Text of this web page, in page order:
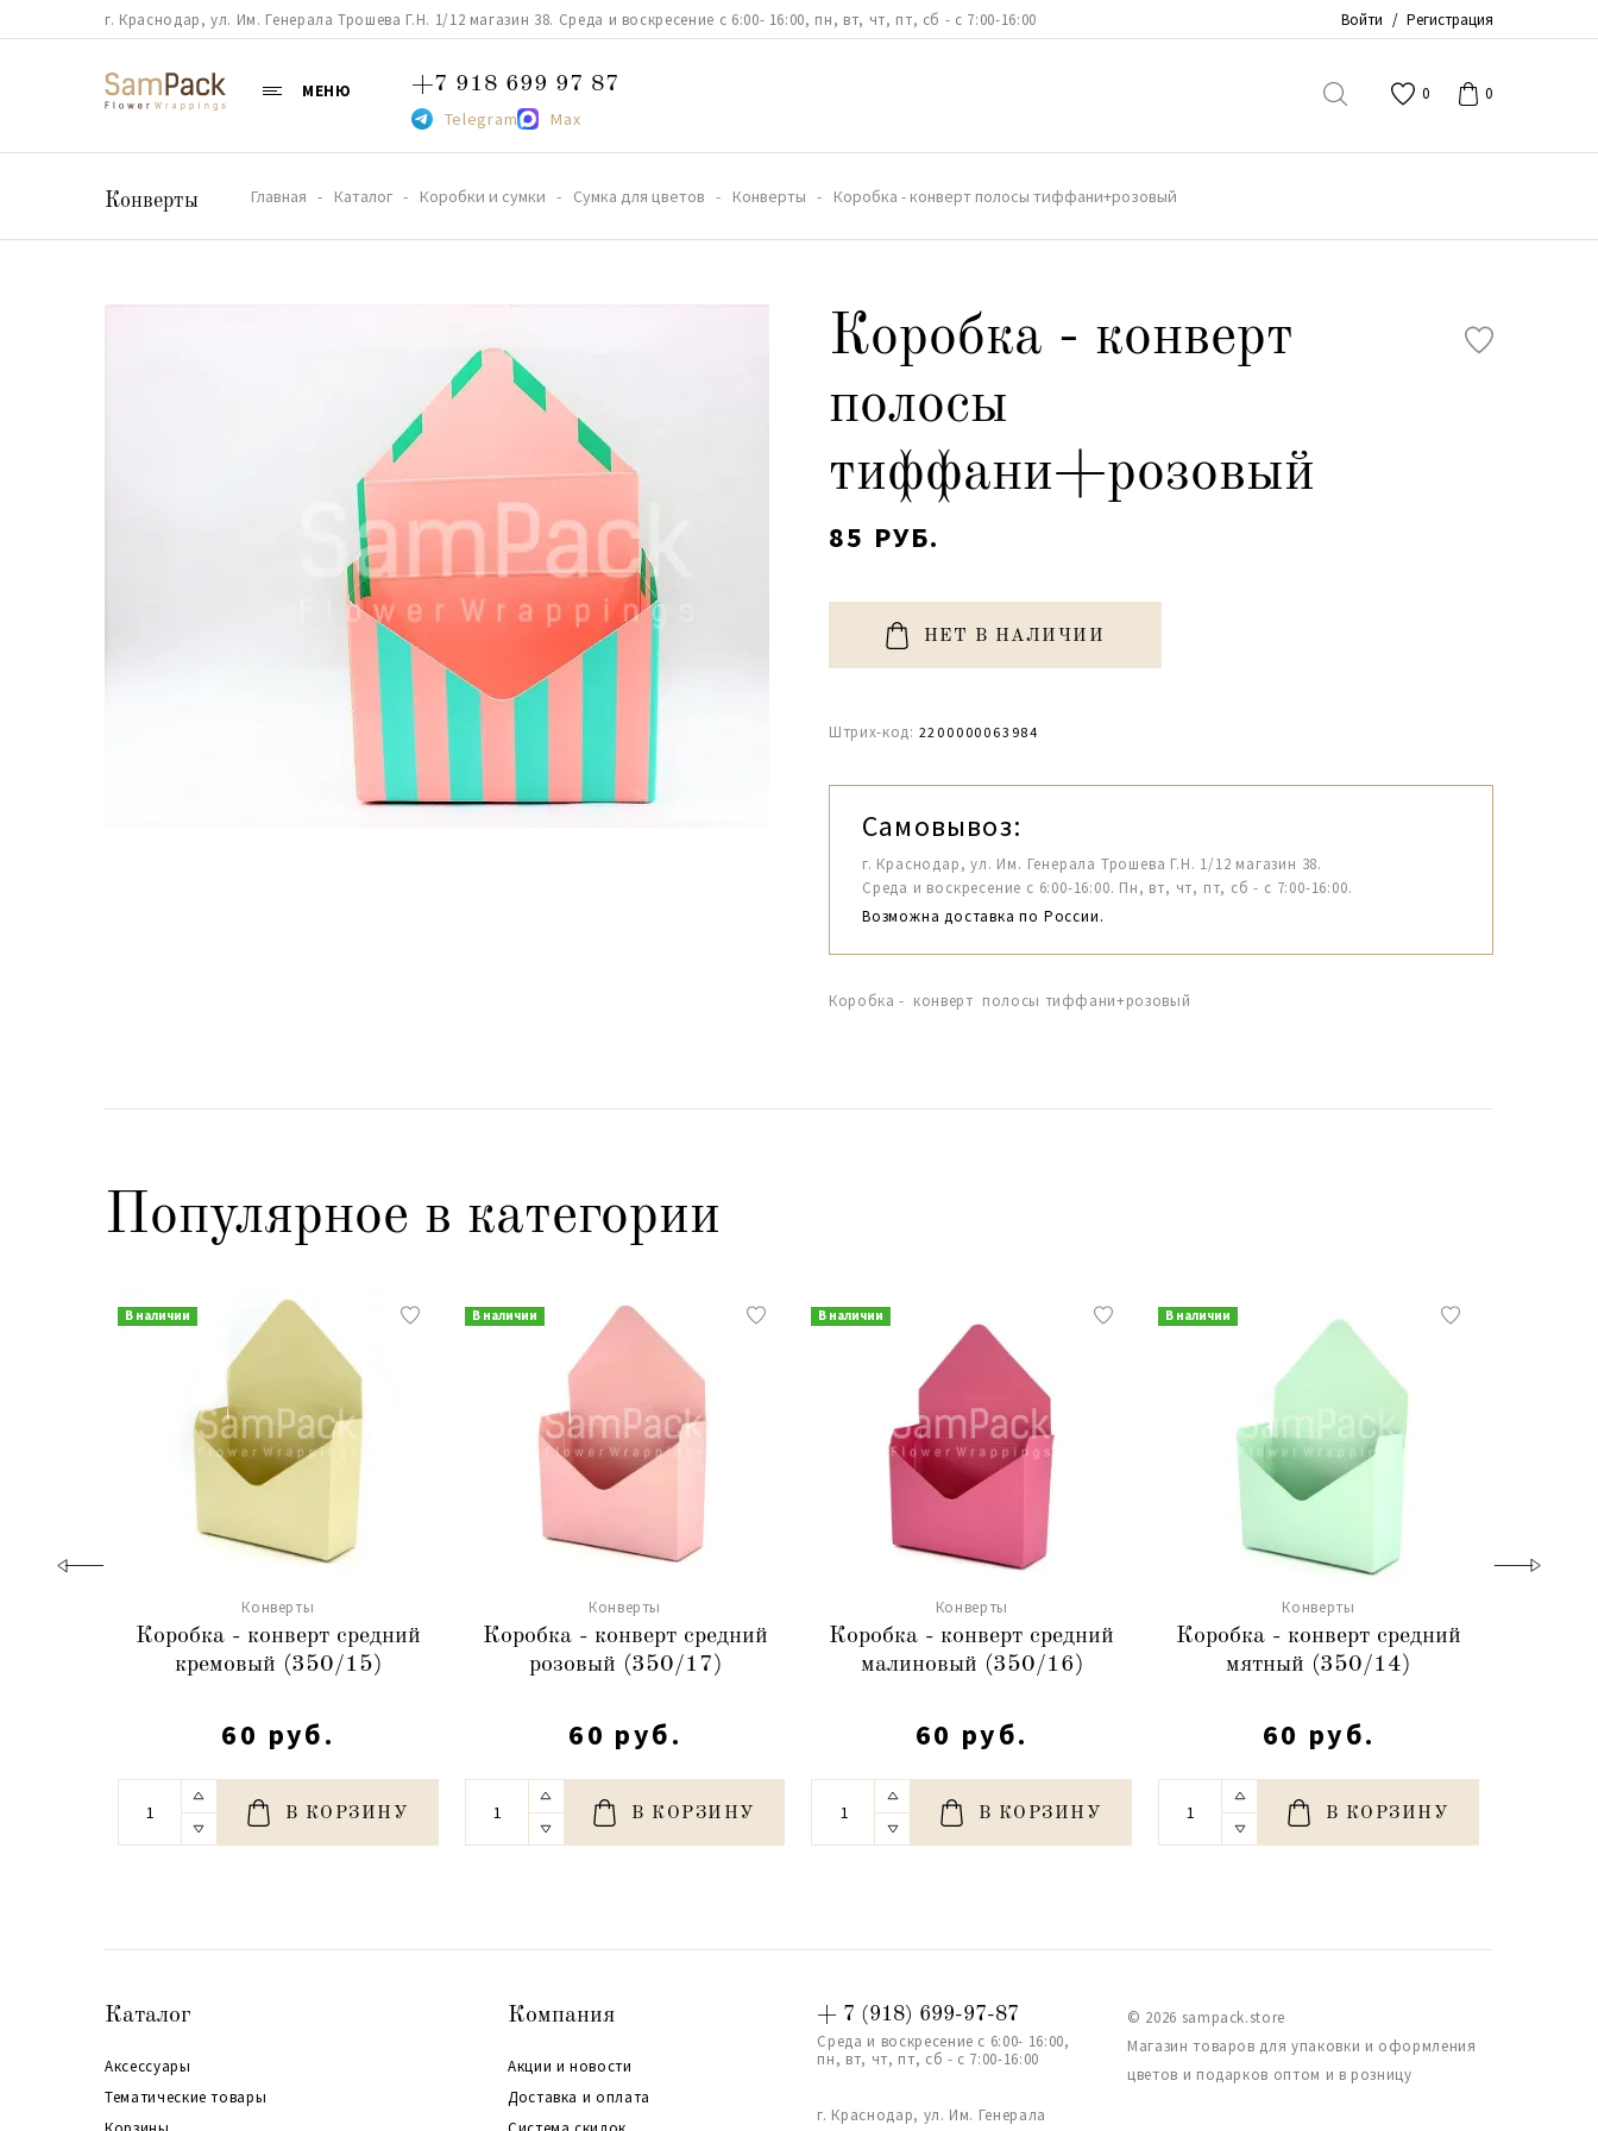
г. Краснодар, ул. Им. Генерала Трошева Г.Н. 1/12 магазин 38. Среда и воскресение с 6:00- 16:00, пн, вт, чт, пт, сб - с 7:00-16:00 Войти / Регистрация
МЕНЮ +7 918 699 97 87
Telegram Max
0 0
Конверты Главная Каталог Коробки и сумки Сумка для цветов Конверты Коробка - конверт полосы тиффани+розовый
Коробка - конверт
полосы
тиффани+розовый
85 РУБ.
НЕТ В НАЛИЧИИ
Штрих-код: 2200000063984
Самовывоз:
г. Краснодар, ул. Им. Генерала Трошева Г.Н. 1/12 магазин 38.
Среда и воскресение с 6:00-16:00. Пн, вт, чт, пт, сб - с 7:00-16:00.
Возможна доставка по России.
Коробка - конверт полосы тиффани+розовый
Популярное в категории
В наличии
Конверты
Коробка - конверт средний
кремовый (350/15)
60 руб.
В КОРЗИНУ
В наличии
Конверты
Коробка - конверт средний
розовый (350/17)
60 руб.
В КОРЗИНУ
В наличии
Конверты
Коробка - конверт средний
малиновый (350/16)
60 руб.
В КОРЗИНУ
В наличии
Конверты
Коробка - конверт средний
мятный (350/14)
60 руб.
В КОРЗИНУ
Каталог
Аксессуары
Тематические товары
Компания
Акции и новости
Доставка и оплата
+ 7 (918) 699-97-87
Среда и воскресение с 6:00- 16:00,
пн, вт, чт, пт, сб - с 7:00-16:00
г. Краснодар, ул. Им. Генерала
© 2026 sampack.store
Магазин товаров для упаковки и оформления
цветов и подарков оптом и в розницу